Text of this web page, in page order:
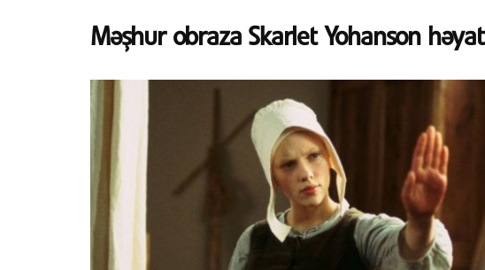
Məşhur obraza Skarlet Yohanson